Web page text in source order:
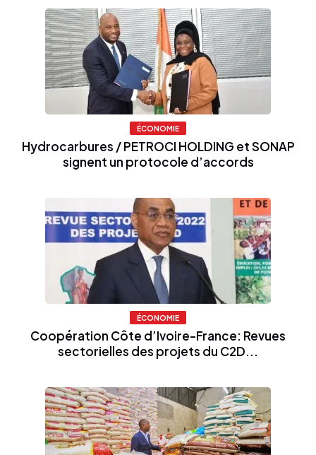
ÉCONOMIE
Hydrocarbures / PETROCI HOLDING et SONAP
signent un protocole d’accords
ÉCONOMIE
Coopération Côte d’Ivoire-France: Revues
sectorielles des projets du C2D...